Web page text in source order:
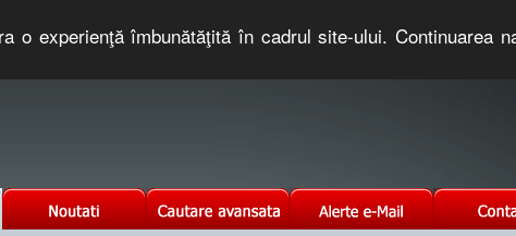
o experienţă îmbunătăţită în cadrul site-ului. Continuarea